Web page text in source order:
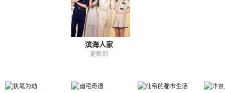
滨海人家
更新到